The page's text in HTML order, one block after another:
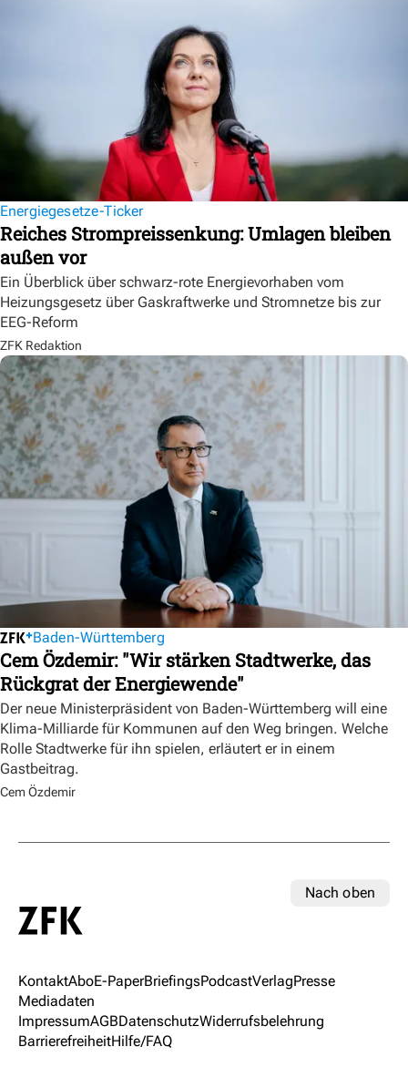
Energiegesetze-Ticker
Reiches Strompreissenkung: Umlagen bleiben
außen vor
Ein Überblick über schwarz-rote Energievorhaben vom
Heizungsgesetz über Gaskraftwerke und Stromnetze bis zur
EEG-Reform
ZFK Redaktion
Baden-Württemberg
Cem Özdemir: "Wir stärken Stadtwerke, das
Rückgrat der Energiewende"
Der neue Ministerpräsident von Baden-Württemberg will eine
Klima-Milliarde für Kommunen auf den Weg bringen. Welche
Rolle Stadtwerke für ihn spielen, erläutert er in einem
Gastbeitrag.
Cem Özdemir
Nach oben
KontaktAboE-PaperBriefingsPodcastVerlagPresse
Mediadaten
ImpressumAGBDatenschutzWiderrufsbelehrung
BarrierefreiheitHilfe/FAQ